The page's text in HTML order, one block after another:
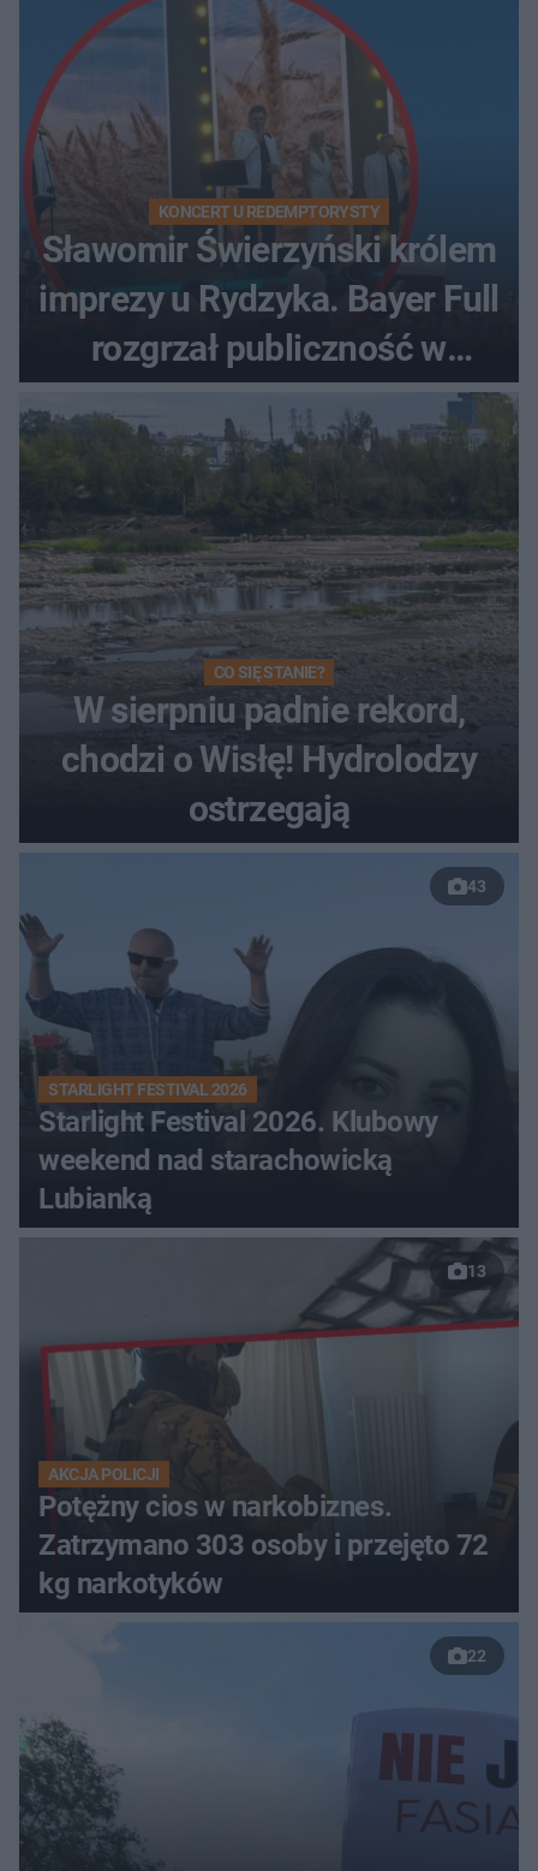
KONCERT U REDEMPTORYSTY
Sławomir Świerzyński królem
imprezy u Rydzyka. Bayer Full
rozgrzał publiczność w
Toruniu
CO SIĘ STANIE?
W sierpniu padnie rekord,
chodzi o Wisłę! Hydrolodzy
ostrzegają
43
STARLIGHT FESTIVAL 2026
Starlight Festival 2026. Klubowy
weekend nad starachowicką
Lubianką
13
AKCJA POLICJI
Potężny cios w narkobiznes.
Zatrzymano 303 osoby i przejęto 72
kg narkotyków
22